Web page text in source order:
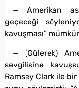
— Amerikan
geçeceği
kavuşması”
— (Gülerek)
sevgilisine
Ramsey Clark ile